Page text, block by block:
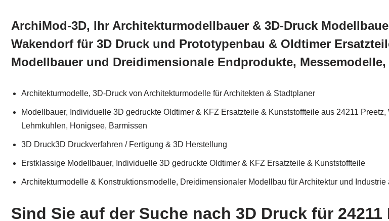
ArchiMod-3D, Ihr Architekturmodellbauer & 3D-Druck
Wakendorf für 3D Druck und Prototypenbau & Oldtimer
Modellbauer und Dreidimensionale Endprodukte,
Architekturmodelle, 3D-Druck von Architekturmodelle für Architekten & Stadtplaner
Modellbauer, Individuelle 3D gedruckte Oldtimer & KFZ Ersatzteile & Kunststoffteile aus 24211
Lehmkuhlen, Honigsee, Barmissen
3D Druck3D Druckverfahren / Fertigung & 3D Herstellung
Erstklassige Modellbauer, Individuelle 3D gedruckte Oldtimer & KFZ Ersatzteile & Kunststoffteile
Architekturmodelle & Konstruktionsmodelle, Dreidimensionaler Modellbau für Architektur und
Sind Sie auf der Suche nach 3D Druck für